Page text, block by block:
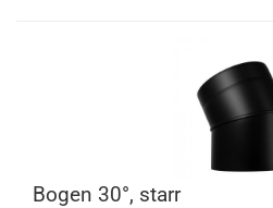
Bogen 30°, starr